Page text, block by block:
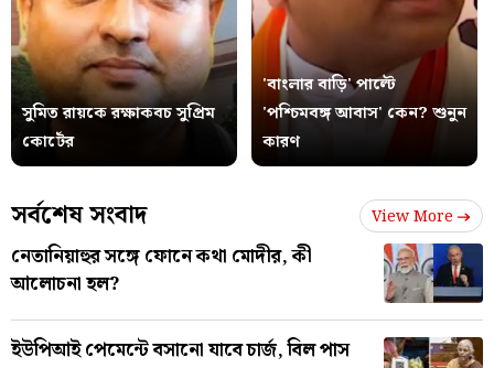
সুমিত রায়কে রক্ষাকবচ সুপ্রিম
কোর্টের
'বাংলার বাড়ি' পাল্টে
'পশ্চিমবঙ্গ আবাস' কেন? শুনুন
কারণ
সর্বশেষ সংবাদ View More
নেতানিয়াহুর সঙ্গে ফোনে কথা মোদীর, কী
আলোচনা হল?
ইউপিআই পেমেন্টে বসানো যাবে চার্জ, বিল পাস